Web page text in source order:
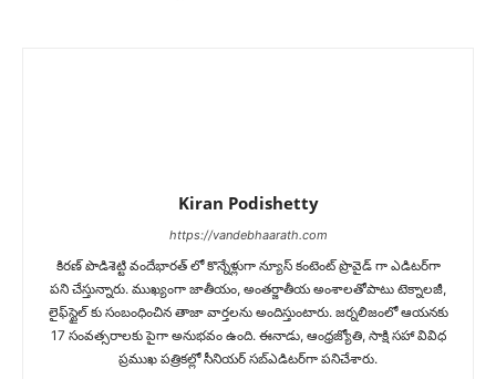
Kiran Podishetty
https://vandebhaarath.com
కిర‌ణ్ పొడిశెట్టి వందేభారత్ లో కొన్నేళ్లుగా న్యూస్ కంటెంట్ ప్రొవైడ్ గా ఎడిటర్‌గా
పని చేస్తున్నారు. ముఖ్యంగా జాతీయం, అంత‌ర్జాతీయ అంశాల‌తోపాటు టెక్నాల‌జీ,
లైఫ్‌స్టైల్‌ కు సంబంధించిన తాజా వార్తల‌ను అందిస్తుంటారు. జర్నలిజంలో ఆయ‌న‌కు
17 సంవత్సరాలకు పైగా అనుభవం ఉంది. ఈనాడు, ఆంధ్ర‌జ్యోతి, సాక్షి స‌హా వివిధ
ప్ర‌ముఖ‌ ప‌త్రిక‌ల్లో సీనియ‌ర్‌ స‌బ్ఎడిట‌ర్‌గా ప‌నిచేశారు.